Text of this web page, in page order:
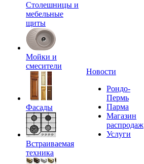
Столешницы и
мебельные
щиты
Мойки и
смесители
Фасады
Встраиваемая
техника
Новости
Рондо-
Пермь
Парма
Магазин
распродаж
Услуги